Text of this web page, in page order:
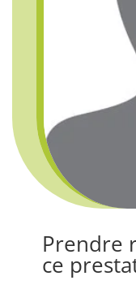
Prendre
ce